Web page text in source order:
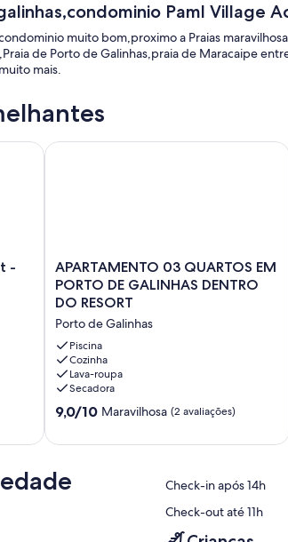
Paml Village
muito bom,proximo a Praias
de Porto de Galinhas,praia de Maracaipe
mais.
-
Alto 8 pessoas
APARTAMENTO
03
QUARTOS
EM
PORTO
DE
GALINHAS
DENTRO
DO
RESORT
de
APARTAMENTO 03 QUARTOS EM
PORTO DE GALINHAS DENTRO
DO RESORT
Porto de Galinhas
Piscina
Cozinha
Lava-roupa
Secadora
9.0
10,
(2
avaliações)
9,0/10 Maravilhosa (2 avaliações)
APARTAMENTO 03 QUARTOS EM
Check-in após 14h
Check-out até 11h